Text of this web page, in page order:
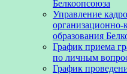
Белкоопсоюза
Управление
организационно-
образования
График приема
по личным
График